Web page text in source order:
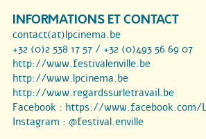
INFORMATIONS ET CONTACT
contact(at)lpcinema.be
+32 (0)2 538 17 57 / +32 (0)493 56 69 07
http://www.festivalenville.be
http://www.lpcinema.be
http://www.regardssurletravail.be
Facebook : https://www.facebook.com/
Instagram : @festival.enville